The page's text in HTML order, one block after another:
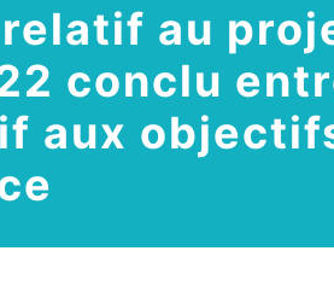
au
conclu
aux